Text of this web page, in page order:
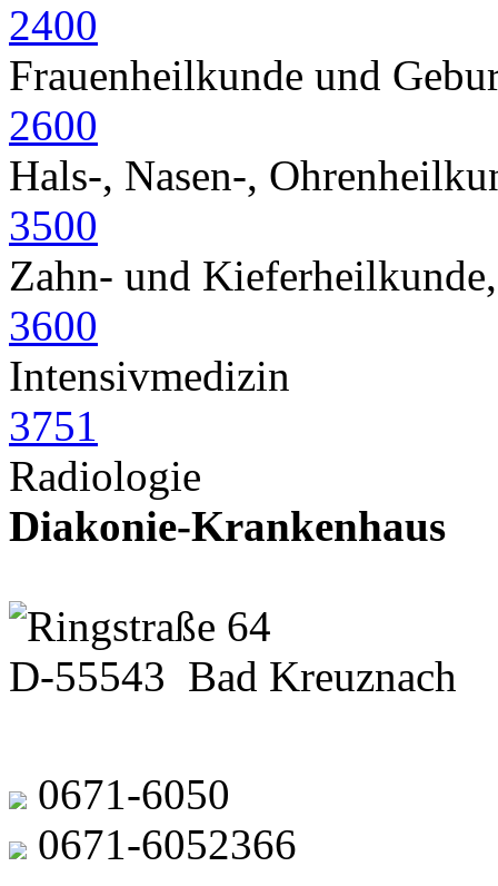
2400
Frauenheilkunde und
2600
Hals-, Nasen-,
3500
Zahn- und
3600
Intensivmedizin
3751
Radiologie
Diakonie-Krankenhaus
Ringstraße 64
D-55543 Bad Kreuznach
0671-6050
0671-6052366